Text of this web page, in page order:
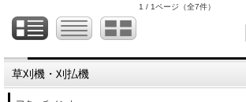
1 / 1ページ （全7件）
草刈機・刈払機